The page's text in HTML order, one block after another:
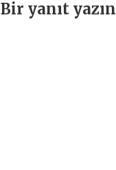
Bir yanıt yazın